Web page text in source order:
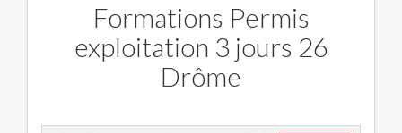
Formations Permis
exploitation 3 jours 26
Drôme